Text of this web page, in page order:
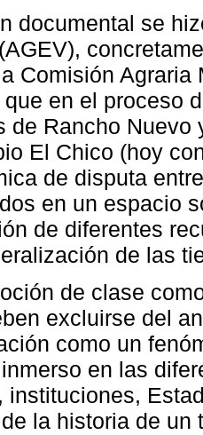
documental se
Comisión
en el proceso
de Rancho Nuevo
El Chico (hoy
de disputa
en un espacio
de diferentes
de las
de clase
excluirse del
como un
en las
instituciones,
la historia de un